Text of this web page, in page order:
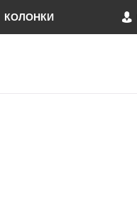
КОЛОНКИ